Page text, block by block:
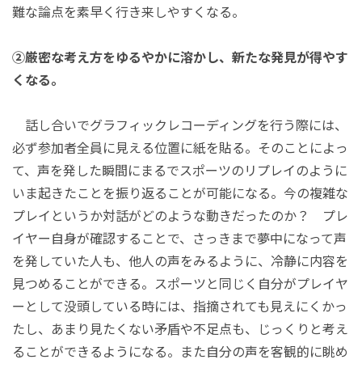
難な論点を素早く行き来しやすくなる。
②厳密な考え方をゆるやかに溶かし、新たな発見が得やす
くなる。
話し合いでグラフィックレコーディングを行う際には、
必ず参加者全員に見える位置に紙を貼る。そのことによっ
て、声を発した瞬間にまるでスポーツのリプレイのように
いま起きたことを振り返ることが可能になる。今の複雑な
プレイというか対話がどのような動きだったのか？ プレ
イヤー自身が確認することで、さっきまで夢中になって声
を発していた人も、他人の声をみるように、冷静に内容を
見つめることができる。スポーツと同じく自分がプレイヤ
ーとして没頭している時には、指摘されても見えにくかっ
たし、あまり見たくない矛盾や不足点も、じっくりと考え
ることができるようになる。また自分の声を客観的に眺め